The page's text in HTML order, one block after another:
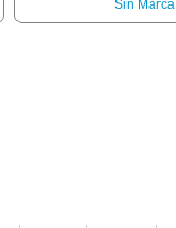
Sin Marca